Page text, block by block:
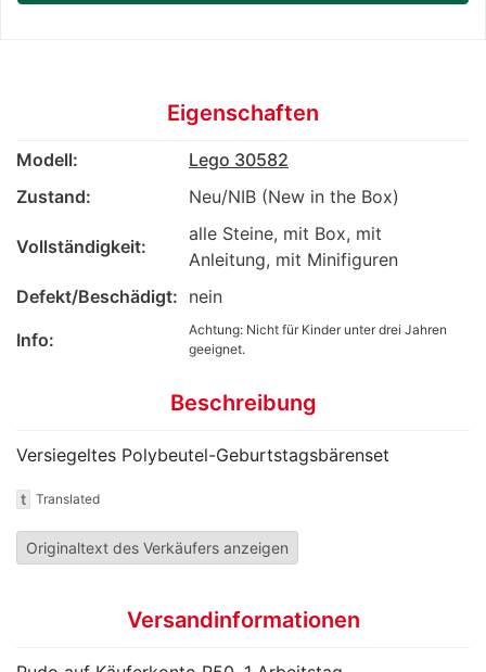
Eigenschaften
Modell:
Lego 30582
Zustand:
Neu/NIB (New in the Box)
Vollständigkeit:
alle Steine, mit Box, mit
Anleitung, mit Minifiguren
Defekt/Beschädigt: nein
Info:
Achtung: Nicht für Kinder unter drei Jahren
geeignet.
Beschreibung
Versiegeltes Polybeutel-Geburtstagsbärenset
t Translated
Originaltext des Verkäufers anzeigen
Versandinformationen